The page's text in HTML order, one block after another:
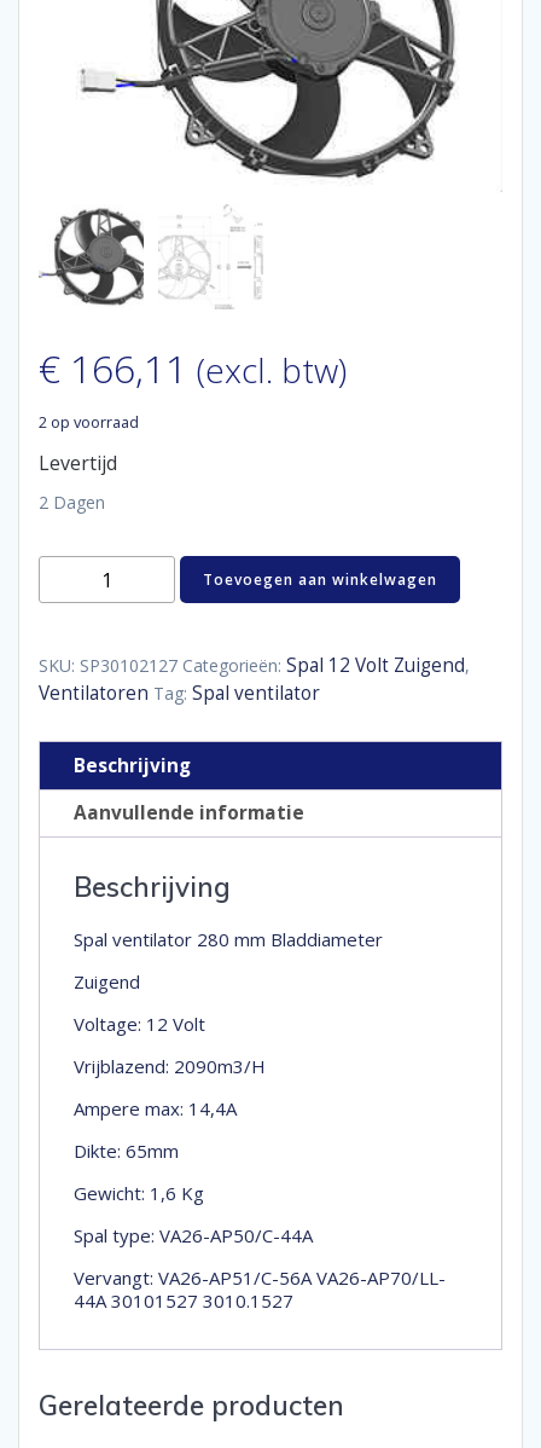
€ 166,11 (excl. btw)
2 op voorraad
Levertijd
2 Dagen
Spal
ventilator
aantal
Toevoegen aan winkelwagen
SKU: SP30102127 Categorieën: Spal 12 Volt Zuigend,
Ventilatoren Tag: Spal ventilator
Beschrijving
Aanvullende informatie
Beschrijving
Spal ventilator 280 mm Bladdiameter
Zuigend
Voltage: 12 Volt
Vrijblazend: 2090m3/H
Ampere max: 14,4A
Dikte: 65mm
Gewicht: 1,6 Kg
Spal type: VA26-AP50/C-44A
Vervangt: VA26-AP51/C-56A VA26-AP70/LL-
44A 30101527 3010.1527
Gerelateerde producten